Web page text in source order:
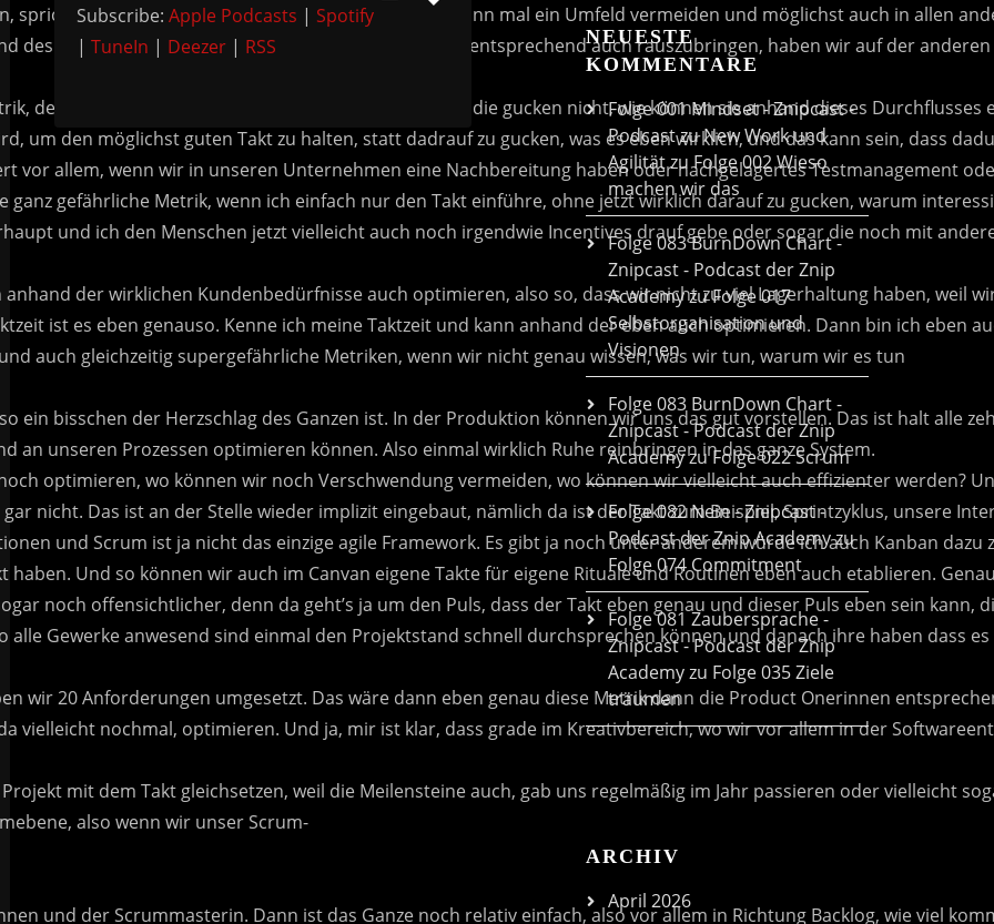
or
decrease
volume.
Subscribe: Apple Podcasts | Spotify
| TuneIn | Deezer| RSS
NEUESTE
KOMMENTARE
Folge 001 Mindset - Znipcast -
Podcast zu New Work und
AgilitätzuFolge 002 Wieso
machen wir das
Folge 083 BurnDown Chart -
Znipcast - Podcast der Znip
AcademyzuFolge 017
Selbstorganisation und
Visionen
Folge 083 BurnDown Chart -
Znipcast - Podcast der Znip
AcademyzuFolge 022 Scrum
Folge 082 Nein - Znipcast -
Podcast der Znip Academyzu
Folge 074 Commitment
Folge 081 Zaubersprache -
Znipcast - Podcast der Znip
Academyzu Folge 035 Ziele
träumen
ARCHIV
April 2026